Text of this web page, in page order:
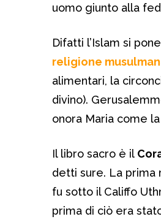
uomo giunto alla
Difatti l’Islam si
religione
alimentari, la
divino).
onora Maria come
Il libro sacro è il
detti sure. La prima
fu sotto il Califfo
prima di ciò era